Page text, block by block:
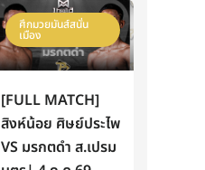
ศึกมวยมันส์สนั่น
เมือง
[FULL MATCH]
สิงห์น้อย ศิษย์ประไพ
VS มรกตดำ ส.เปรม